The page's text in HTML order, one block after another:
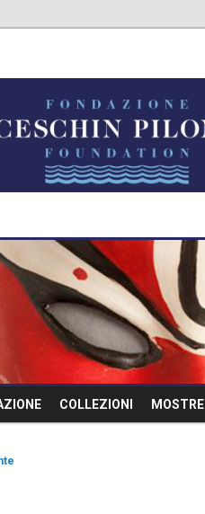
COLLEZIONI MOSTRE